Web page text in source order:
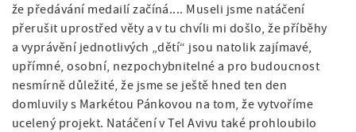
že předávání medailí začíná.... Museli jsme natáčení
přerušit uprostřed věty a v tu chvíli mi došlo, že příběhy
a vyprávění jednotlivých „dětí“ jsou natolik zajímavé,
upřímné, osobní, nezpochybnitelné a pro budoucnost
nesmírně důležité, že jsme se ještě hned ten den
domluvily s Markétou Pánkovou na tom, že vytvoříme
ucelený projekt. Natáčení v Tel Avivu také prohloubilo